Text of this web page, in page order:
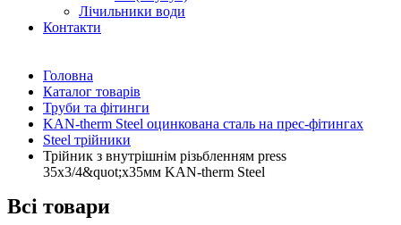
Лічильники води
Контакти
Головна
Каталог товарів
Труби та фітинги
KAN-therm Steel оцинкована сталь на прес-фітингах
Steel трійники
Трійник з внутрішнім різьбленням press
35x3/4&quot;x35мм KAN-therm Steel
Всі товари